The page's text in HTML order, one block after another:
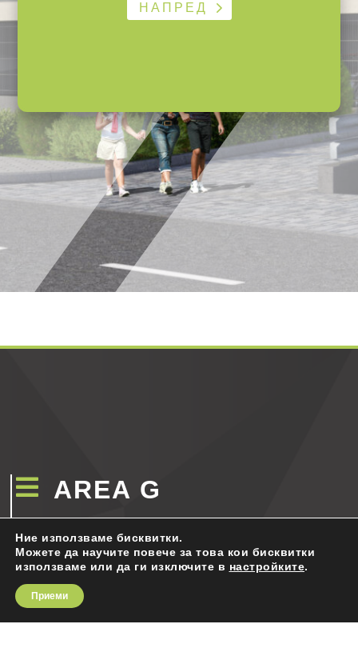
НАПРЕД
 AREA G
АПАРТАМЕНТИ НОВО СТРОИТЕЛСТВО
ЗА СГРАДАТА
ПРЕДИМСТВА
ЛОКАЦИЯ
РАЗПРЕДЕЛЕНИЕ
Ние използваме бисквитки.
Можете да научите повече за това кои бисквитки
използваме или да ги изключите в настройките.
Приеми